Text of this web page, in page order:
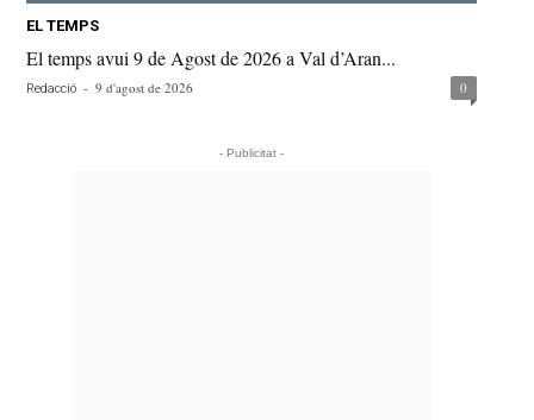
EL TEMPS
El temps avui 9 de Agost de 2026 a Val d’Aran...
Redacció - 9 d'agost de 2026 0
- Publicitat -